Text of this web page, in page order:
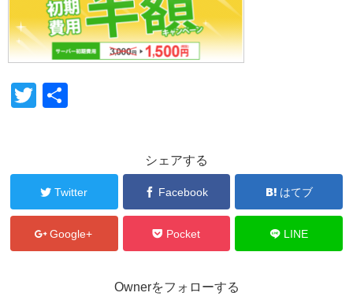
T
er
シェアする
Twitter Facebook はてブ
Google+ Pocket LINE
Ownerをフォローする